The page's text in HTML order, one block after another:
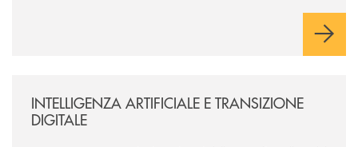
INTELLIGENZA ARTIFICIALE E TRANSIZIONE
DIGITALE